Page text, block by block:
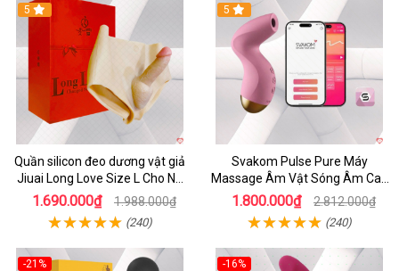
5
Quần silicon đeo dương vật giả
Jiuai Long Love Size L Cho Nữ
Đồng Tính
1.690.000₫ 1.988.000₫
(240)
5
Svakom Pulse Pure Máy
Massage Âm Vật Sóng Âm Cao
Cấp Điều Khiển App Đỉnh
1.800.000₫ 2.812.000₫
(240)
-21%
-16%